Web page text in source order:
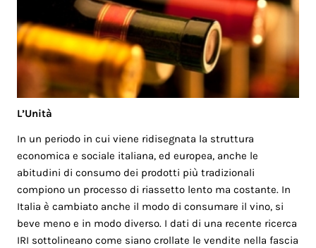
L’Unità
In un periodo in cui viene ridisegnata la struttura
economica e sociale italiana, ed europea, anche le
abitudini di consumo dei prodotti più tradizionali
compiono un processo di riassetto lento ma costante. In
Italia è cambiato anche il modo di consumare il vino, si
beve meno e in modo diverso. I dati di una recente ricerca
IRI sottolineano come siano crollate le vendite nella fascia